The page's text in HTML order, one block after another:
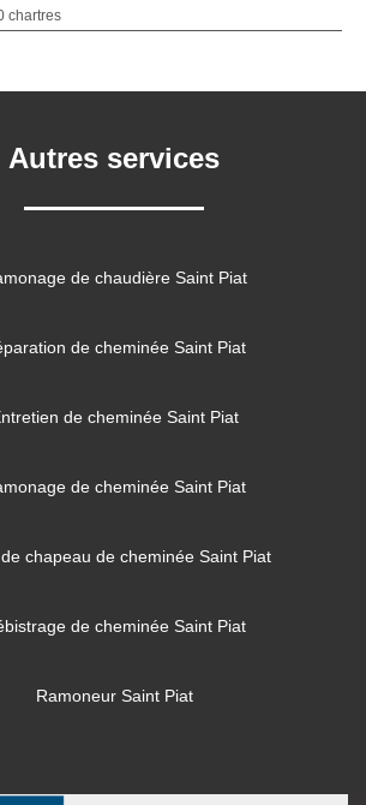
chartres
Autres services
de chaudière Saint Piat
de cheminée Saint Piat
de cheminée Saint Piat
de cheminée Saint Piat
chapeau de cheminée Saint Piat
de cheminée Saint Piat
Ramoneur Saint Piat